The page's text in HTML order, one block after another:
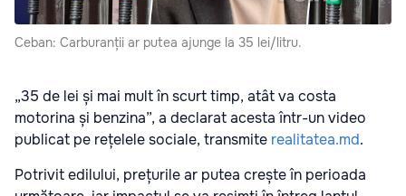
Ceban: Carburanții ar putea ajunge la 35 lei/litru.
„35 de lei și mai mult în scurt timp, atât va costa
motorina și benzina”, a declarat acesta într-un video
publicat pe rețelele sociale, transmite realitatea.md.
Potrivit edilului, prețurile ar putea crește în perioada